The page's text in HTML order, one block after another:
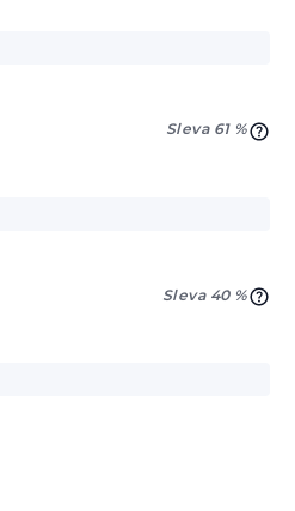
Sleva 61 %
Sleva 40 %